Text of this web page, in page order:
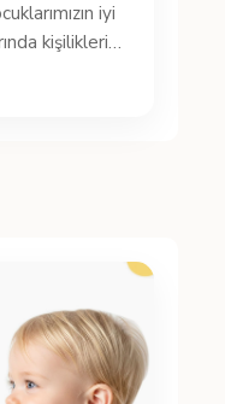
iyi
kişiliklerini